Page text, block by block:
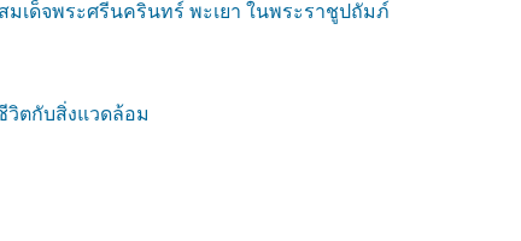
มเด็จพระศรีนครินทร์ พะเยา ในพระราชูปถัมภ์
วิตกับสิ่งแวดล้อม